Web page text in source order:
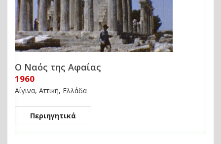
Ο Ναός της Αφαίας
1960
Αίγινα, Αττική, Ελλάδα
Περιηγητικά